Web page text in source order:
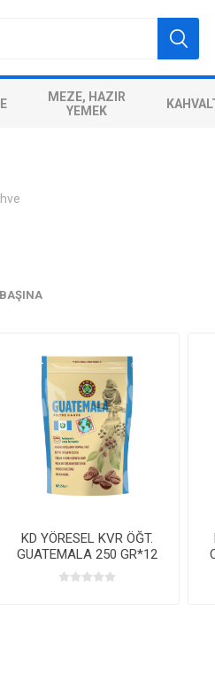
MEZE, HAZIR
YEMEK
KD YÖRESEL KVR ÖĞT.
GUATEMALA 250 GR*12